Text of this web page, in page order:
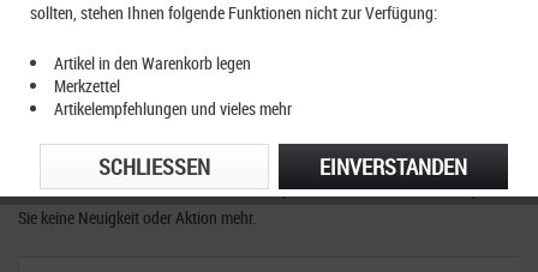
Unser Newsletter
Abonnieren Sie den kostenlosen ClassicSportShoes Newsletter und verpassen
Sie keine Neuigkeit oder Aktion mehr.
sollten, stehen Ihnen folgende Funktionen nicht zur Verfügung:
Artikel in den Warenkorb legen
Merkzettel
Artikelempfehlungen und vieles mehr
EINVERSTANDEN
SCHLIESSEN